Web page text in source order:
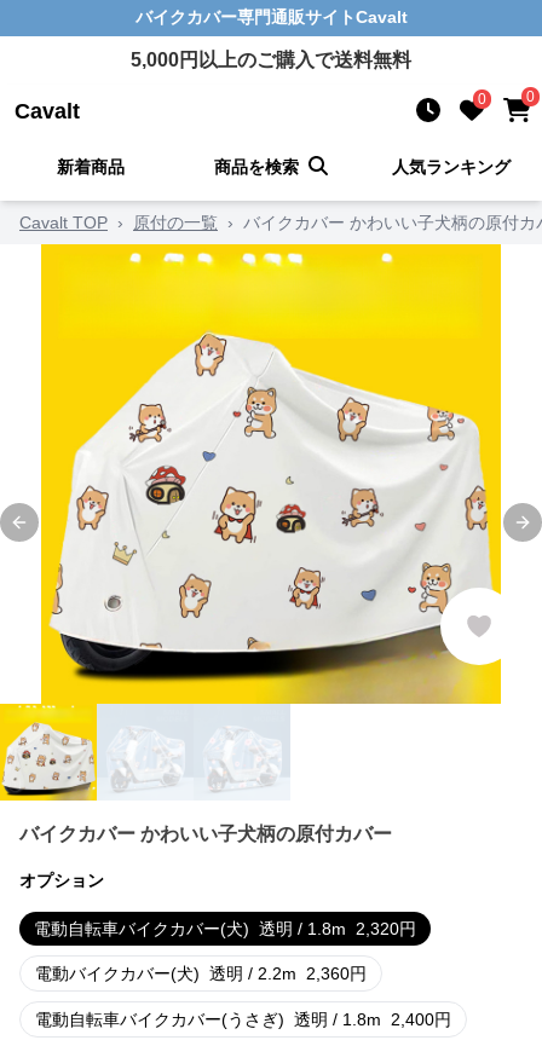
バイクカバー専門通販サイトCavalt
5,000円以上のご購入で送料無料
Cavalt 0 0
新着商品 商品を検索 人気ランキング
Cavalt TOP › 原付の一覧 › バイクカバー かわいい子犬柄の原付カ
Previous slide
バイクカバー かわいい子犬柄の原付カバー
オプション
電動自転車バイクカバー(犬) 透明 / 1.8m 2,320円
電動バイクカバー(犬) 透明 / 2.2m 2,360円
電動自転車バイクカバー(うさぎ) 透明 / 1.8m 2,400円